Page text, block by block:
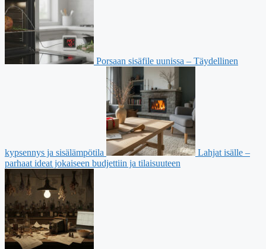
Porsaan sisäfile uunissa – Täydellinen
kypsennys ja sisälämpötila
Lahjat isälle –
parhaat ideat jokaiseen budjettiin ja tilaisuuteen